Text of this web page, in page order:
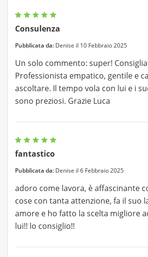
Consulenza
Pubblicata da: Denise il 10 Febbraio 2025
Un solo commento: super!
Professionista empatico, gentile e
ascoltare. Il tempo vola con lui e i
sono preziosi. Grazie Luca
fantastico
Pubblicata da: Denise il 6 Febbraio 2025
adoro come lavora, è affascinante
cose con tanta attenzione, fa il suo
amore e ho fatto la scelta migliore
lui!! lo consiglio!!